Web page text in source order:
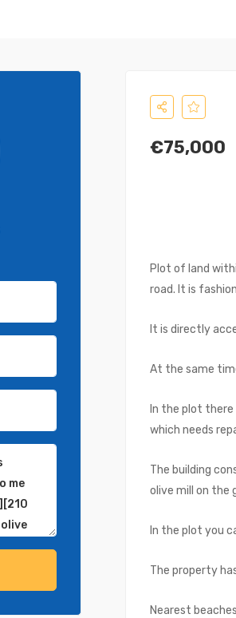
€75,000
Plot of land
road. It is
It is directly
At the same
In the plot
which needs
The building
olive mill on the
In the plot you
The property
Nearest